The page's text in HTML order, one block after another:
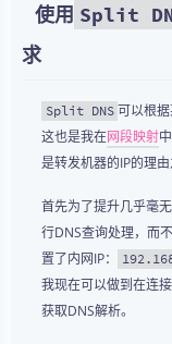
使用 Split
求
Split DNS 可以根
这也是我在网段映射
是转发机器的IP的理
首先为了提升几乎毫
行DNS查询处理，而
置了内网IP：
我现在可以做到在连
获取DNS解析。